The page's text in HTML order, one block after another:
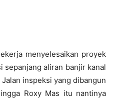
menyelesaikan proyek
sepanjang aliran banjir kanal
inspeksi yang dibangun
Roxy Mas itu nantinya